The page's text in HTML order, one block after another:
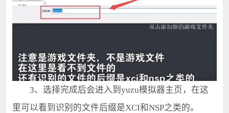
3、选择完成后会进入到yuzu模拟器主页，在这
里可以看到识别的文件后缀是XCI和NSP之类的。